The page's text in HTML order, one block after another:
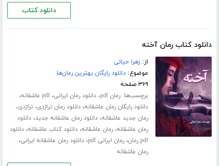
دانلود کتاب
دانلود کتاب رمان آخته
از:زهرا حیاتی
موضوع:دانلود رایگان بهترین رمان‌ها
۳۶۹ صفحه
برچسب‌ها:رمان pdf ،دانلود رمان ایرانی،pdf عاشقانه ،
دانلود رایگان رمان عاشقانه،دانلود رمان تراژدی، تراژدی،
رمان جدید عاشقانه،دانلود رمان عاشقانه جدید،دانلود
رمان عاشقانه،رمان عاشقانه،دانلود کتاب عاشقانه،دانلود
pdf رمان
،رمان ایرانی pdf ،دانلود رمان عاشقانه ایرانی،
رمان عاشقانه